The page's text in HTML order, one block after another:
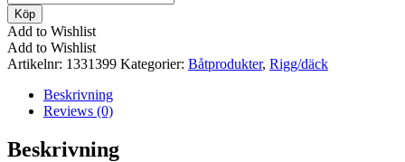
Karbinhake
RF
4x40mm
mängd
Köp
Add to Wishlist
Add to Wishlist
Artikelnr: 1331399 Kategorier: Båtprodukter, Rigg/däck
Beskrivning
Reviews (0)
Beskrivning